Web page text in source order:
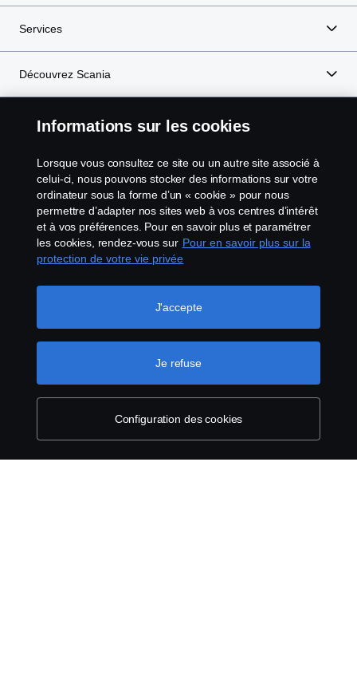
Services
Découvrez Scania
En savoir plus
Scania in Your Region: France
Informations sur les cookies
Lorsque vous consultez ce site ou un autre site associé à
celui-ci, nous pouvons stocker des informations sur votre
ordinateur sous la forme d’un « cookie » pour nous
permettre d’adapter nos sites web à vos centres d’intérêt
et à vos préférences. Pour en savoir plus et paramétrer
les cookies, rendez-vous sur Pour en savoir plus sur la
protection de votre vie privée
Configuration des cookies
Je refuse
J'accepte